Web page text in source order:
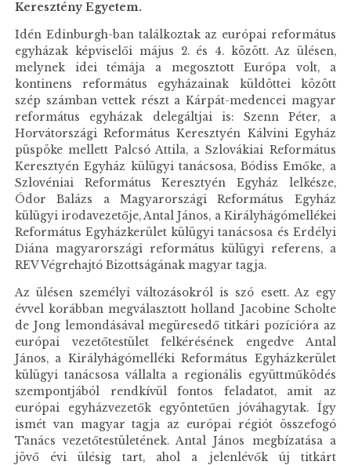
Keresztény Egyetem.
Idén Edinburgh-ban találkoztak az európai református
egyházak képviselői május 2. és 4. között. Az ülésen,
melynek idei témája a megosztott Európa volt, a
kontinens református egyházainak küldöttei között
szép számban vettek részt a Kárpát-medencei magyar
református egyházak delegáltjai is: Szenn Péter, a
Horvátországi Református Keresztyén Kálvini Egyház
püspöke mellett Palcsó Attila, a Szlovákiai Református
Keresztyén Egyház külügyi tanácsosa, Bódiss Emőke, a
Szlovéniai Református Keresztyén Egyház lelkésze,
Ódor Balázs a Magyarországi Református Egyház
külügyi irodavezetője, Antal János, a Királyhágómellékei
Református Egyházkerület külügyi tanácsosa és Erdélyi
Diána magyarországi református külügyi referens, a
REV Végrehajtó Bizottságának magyar tagja.
Az ülésen személyi változásokról is szó esett. Az egy
évvel korábban megválasztott holland Jacobine Scholte
de Jong lemondásával megüresedő titkári pozícióra az
európai vezetőtestület felkérésének engedve Antal
János, a Királyhágómelléki Református Egyházkerület
külügyi tanácsosa vállalta a regionális együttműködés
szempontjából rendkívül fontos feladatot, amit az
európai egyházvezetők egyöntetűen jóváhagytak. Így
ismét van magyar tagja az európai régiót összefogó
Tanács vezetőtestületének. Antal János megbízatása a
jövő évi ülésig tart, ahol a jelenlévők új titkárt